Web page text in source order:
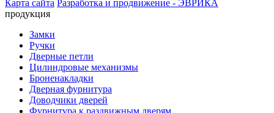
Карта сайта Разработка и продвижение - ЭВРИКА
продукция
Замки
Ручки
Дверные петли
Цилиндровые механизмы
Броненакладки
Дверная фурнитура
Доводчики дверей